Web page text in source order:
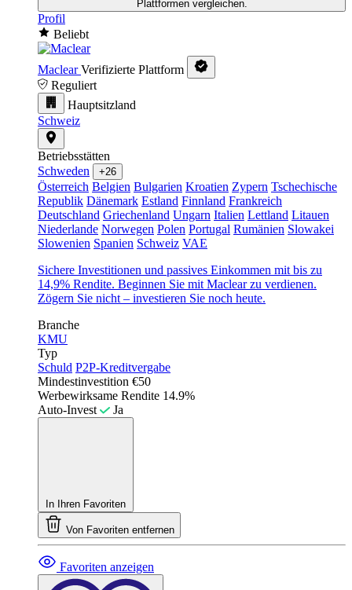
Plattformen vergleichen.
Profil
Beliebt
Maclear Verifizierte Plattform
Reguliert
Hauptsitzland
Schweiz
Betriebsstätten
Schweden
+26
Österreich Belgien Bulgarien Kroatien Zypern Tschechische
Republik Dänemark Estland Finnland Frankreich
Deutschland Griechenland Ungarn Italien Lettland Litauen
Niederlande Norwegen Polen Portugal Rumänien Slowakei
Slowenien Spanien Schweiz VAE
Sichere Investitionen und passives Einkommen mit bis zu
14,9% Rendite. Beginnen Sie mit Maclear zu verdienen.
Zögern Sie nicht – investieren Sie noch heute.
Branche
KMU
Typ
Schuld P2P-Kreditvergabe
Mindestinvestition €50
Werbewirksame Rendite 14.9%
Auto-Invest
Ja
In Ihren Favoriten
Von Favoriten entfernen
Favoriten anzeigen